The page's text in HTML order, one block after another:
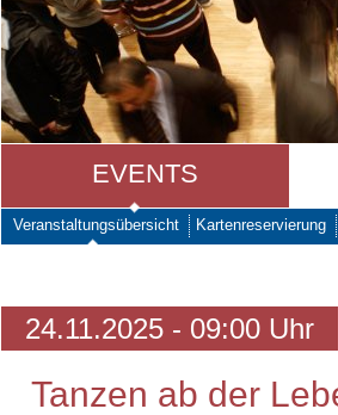
EVENTS
Veranstaltungsübersicht Kartenreservierung
24.11.2025 - 09:00 Uhr
Tanzen ab der